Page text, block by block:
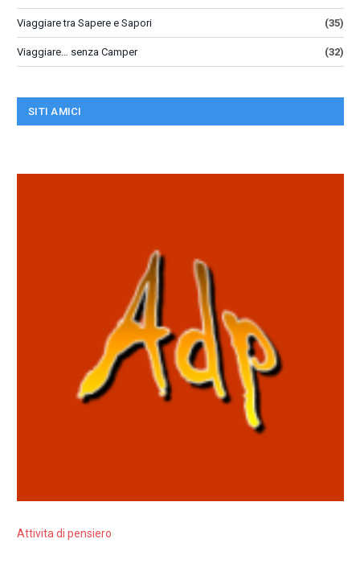
Viaggiare tra Sapere e Sapori (35)
Viaggiare… senza Camper (32)
SITI AMICI
Attivita di pensiero